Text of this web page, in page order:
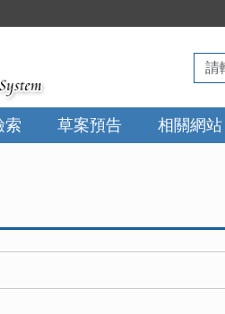
請
輸
入
關
鍵
索 草案預告 相關網站